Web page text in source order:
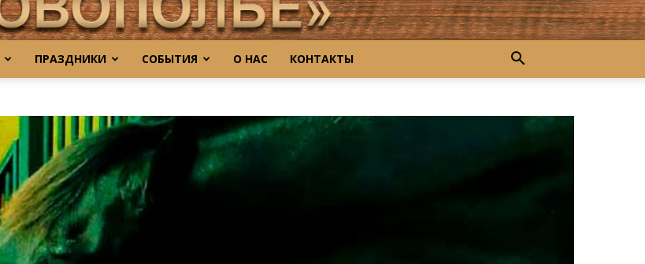
ПРАЗДНИКИ СОБЫТИЯ О НАС КОНТАКТЫ